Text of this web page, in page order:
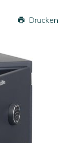
Drucken